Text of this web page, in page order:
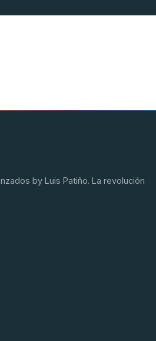
by Luis Patiño. La revolución